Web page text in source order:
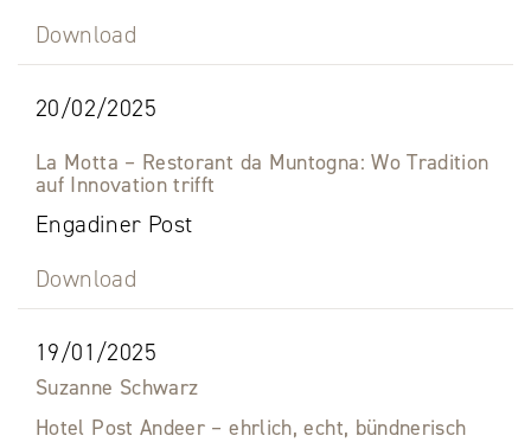
Download
20/02/2025
La Motta – Restorant da Muntogna: Wo Tradition
auf Innovation trifft
Engadiner Post
Download
19/01/2025
Suzanne Schwarz
Hotel Post Andeer – ehrlich, echt, bündnerisch